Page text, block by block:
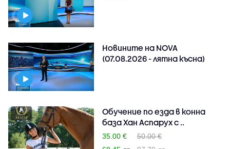
Новините на NOVA
(07.08.2026 - лятна късна)
Обучение по езда в конна
база Хан Аспарух с ..
35.00 €
50.00 €